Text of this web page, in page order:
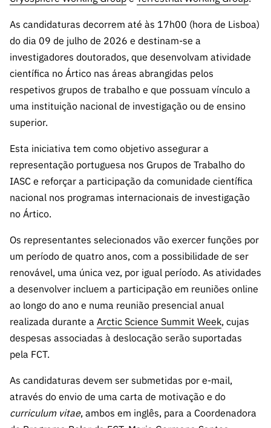
s
públicas
Manifesta
ções de
Interesse
FCCN,
serviços
digitais da
Denúncia
s
Apoios
PRR –
“Ciência +
Capacitaç
ão”
As candidaturas decorrem até às 17h00 (hora de Lisboa)
do dia 09 de julho de 2026 e destinam-se a
investigadores doutorados, que desenvolvam atividade
científica no Ártico nas áreas abrangidas pelos
respetivos grupos de trabalho e que possuam vínculo a
uma instituição nacional de investigação ou de ensino
superior.
Esta iniciativa tem como objetivo assegurar a
representação portuguesa nos Grupos de Trabalho do
IASC e reforçar a participação da comunidade científica
nacional nos programas internacionais de investigação
no Ártico.
Os representantes selecionados vão exercer funções por
um período de quatro anos, com a possibilidade de ser
renovável, uma única vez, por igual período. As atividades
a desenvolver incluem a participação em reuniões online
ao longo do ano e numa reunião presencial anual
realizada durante a Arctic Science Summit Week, cujas
despesas associadas à deslocação serão suportadas
pela FCT.
As candidaturas devem ser submetidas por e-mail,
através do envio de uma carta de motivação e do
curriculum vitae, ambos em inglês, para a Coordenadora